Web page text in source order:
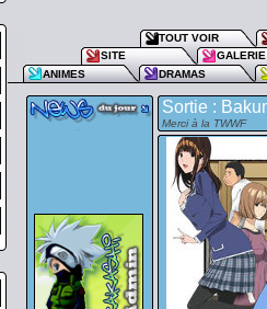
TOUT VOIR
SITE
GALERIE
ANIMES
DRAMAS
Sortie :
Merci à la TWWF